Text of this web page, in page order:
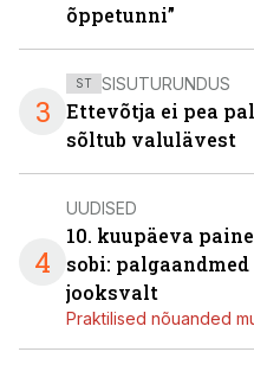
õppetunni”
3
ST SISUTURUNDUS
Ettevõtja ei pea
sõltub valulävest
4
UUDISED
10. kuupäeva
sobi:
jooksvalt
Praktilised nõuanded